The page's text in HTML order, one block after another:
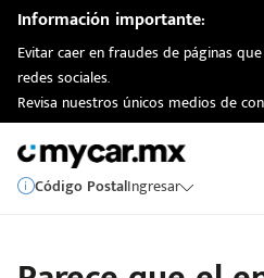
Información importante:
Evitar caer en fraudes de páginas
redes sociales.
Revisa nuestros únicos medios de
Código PostalIngresar